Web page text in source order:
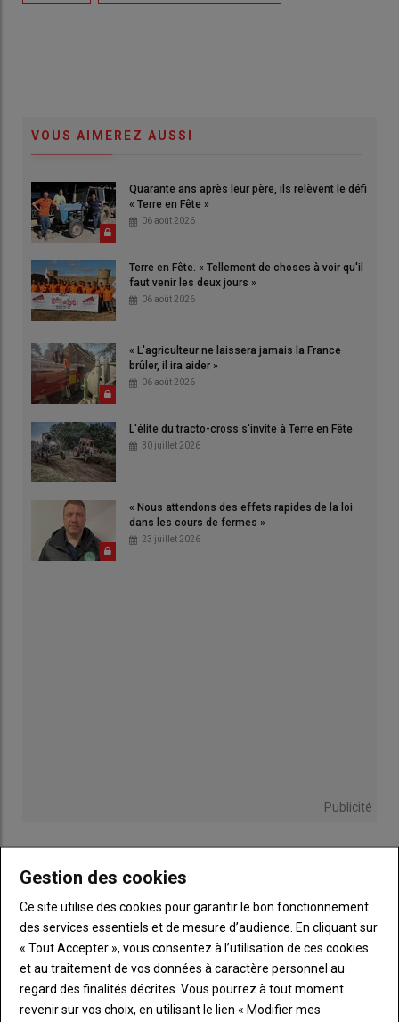
VOUS AIMEREZ AUSSI
Quarante ans après leur père, ils relèvent le défi
« Terre en Fête »
06 août 2026
Terre en Fête. « Tellement de choses à voir qu'il
faut venir les deux jours »
06 août 2026
« L'agriculteur ne laissera jamais la France
brûler, il ira aider »
06 août 2026
L'élite du tracto-cross s'invite à Terre en Fête
30 juillet 2026
« Nous attendons des effets rapides de la loi
dans les cours de fermes »
23 juillet 2026
Publicité
titre
TITRE IDENTIFIEZ-VOUS
Body
Connectez-vous à votre compte pour profiter
de votre abonnement
Lien Créer un nouveau compte
Gestion des cookies
Ce site utilise des cookies pour garantir le bon fonctionnement
des services essentiels et de mesure d’audience. En cliquant sur
« Tout Accepter », vous consentez à l’utilisation de ces cookies
et au traitement de vos données à caractère personnel au
regard des finalités décrites. Vous pourrez à tout moment
revenir sur vos choix, en utilisant le lien « Modifier mes